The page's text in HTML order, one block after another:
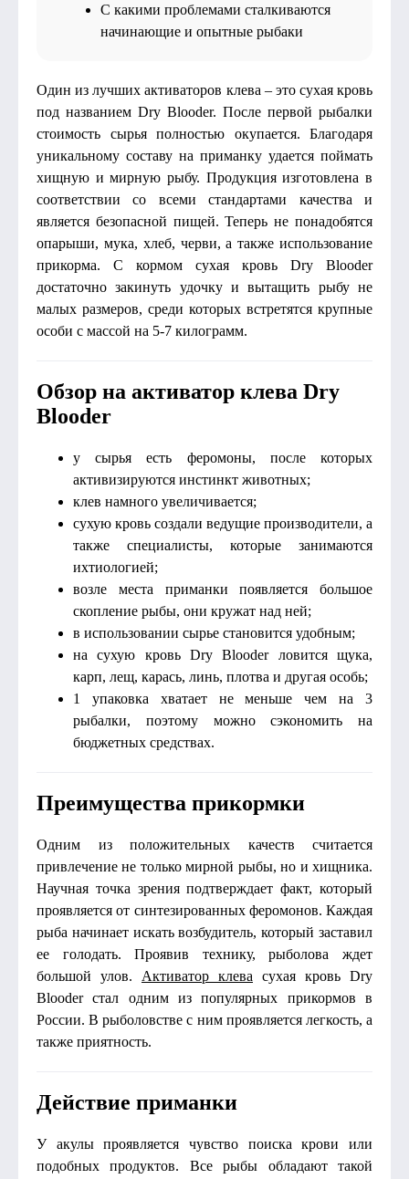
С какими проблемами сталкиваются
начинающие и опытные рыбаки
Один из лучших активаторов клева – это сухая кровь
под названием Dry Blooder. После первой рыбалки
стоимость сырья полностью окупается. Благодаря
уникальному составу на приманку удается поймать
хищную и мирную рыбу. Продукция изготовлена в
соответствии со всеми стандартами качества и
является безопасной пищей. Теперь не понадобятся
опарыши, мука, хлеб, черви, а также использование
прикорма. С кормом сухая кровь Dry Blooder
достаточно закинуть удочку и вытащить рыбу не
малых размеров, среди которых встретятся крупные
особи с массой на 5-7 килограмм.
Обзор на активатор клева Dry
Blooder
у сырья есть феромоны, после которых
активизируются инстинкт животных;
клев намного увеличивается;
сухую кровь создали ведущие производители, а
также специалисты, которые занимаются
ихтиологией;
возле места приманки появляется большое
скопление рыбы, они кружат над ней;
в использовании сырье становится удобным;
на сухую кровь Dry Blooder ловится щука,
карп, лещ, карась, линь, плотва и другая особь;
1 упаковка хватает не меньше чем на 3
рыбалки, поэтому можно сэкономить на
бюджетных средствах.
Преимущества прикормки
Одним из положительных качеств считается
привлечение не только мирной рыбы, но и хищника.
Научная точка зрения подтверждает факт, который
проявляется от синтезированных феромонов. Каждая
рыба начинает искать возбудитель, который заставил
ее голодать. Проявив технику, рыболова ждет
большой улов. Активатор клева сухая кровь Dry
Blooder стал одним из популярных прикормов в
России. В рыболовстве с ним проявляется легкость, а
также приятность.
Действие приманки
У акулы проявляется чувство поиска крови или
подобных продуктов. Все рыбы обладают такой